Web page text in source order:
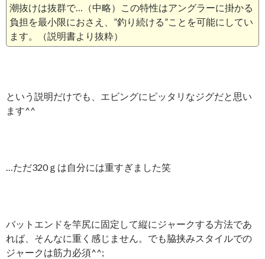
潮抜けは抜群で…（中略）この特性はアングラーに掛かる
負担を最小限におさえ、”釣り続ける”ことを可能にしてい
ます。（説明書より抜粋）
という説明だけでも、エビングにピッタリなジグだと思い
ます^^
…ただ320ｇは自分には重すぎました笑
バットエンドを竿尻に固定して縦にジャークする方法であ
れば、そんなに重く感じません。でも脇挟みスタイルでの
ジャークは筋力必須^^;